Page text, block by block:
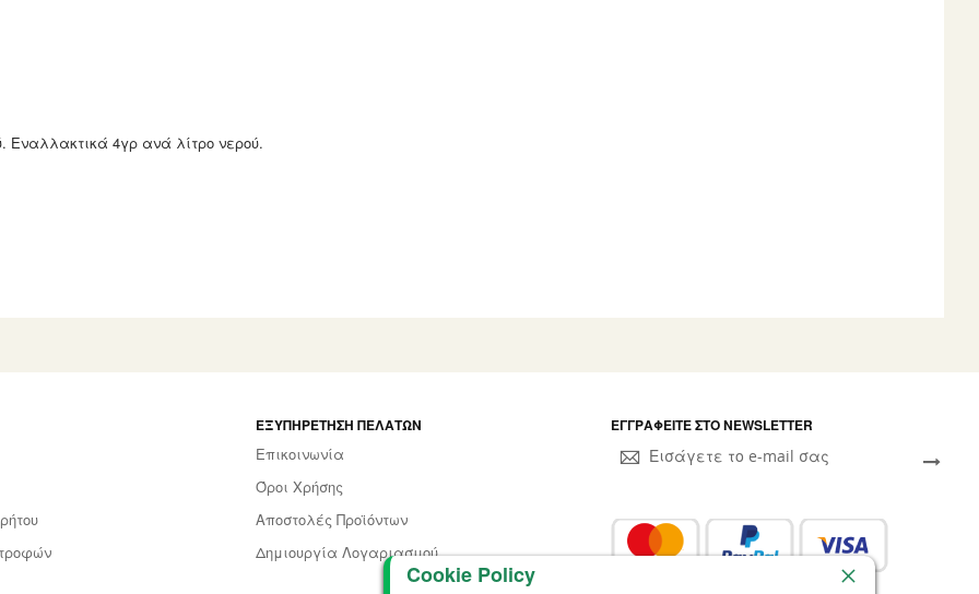
Cookie Policy
Εναλλακτικά 4γρ ανά λίτρο νερού.
ΕΞΥΠΗΡΈΤΗΣΗ ΠΕΛΑΤΏΝ
Επικοινωνία
Όροι Χρήσης
Αποστολές Προϊόντων
Δημιουργία Λογαριασμού
ΕΓΓΡΑΦΕΊΤΕ ΣΤΟ NEWSLETTER
Sign
Up
Newsletter: